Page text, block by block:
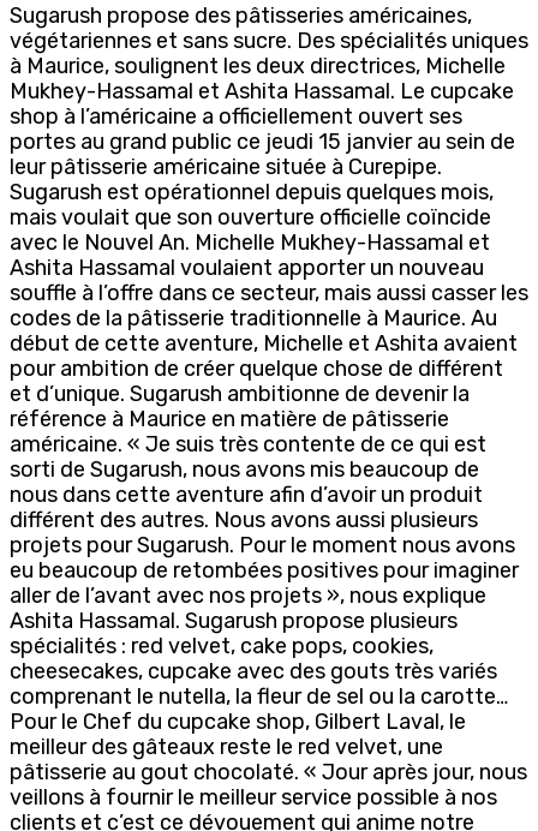
Sugarush propose des pâtisseries américaines,
végétariennes et sans sucre. Des spécialités uniques
à Maurice, soulignent les deux directrices, Michelle
Mukhey-Hassamal et Ashita Hassamal. Le cupcake
shop à l’américaine a officiellement ouvert ses
portes au grand public ce jeudi 15 janvier au sein de
leur pâtisserie américaine située à Curepipe.
Sugarush est opérationnel depuis quelques mois,
mais voulait que son ouverture officielle coïncide
avec le Nouvel An. Michelle Mukhey-Hassamal et
Ashita Hassamal voulaient apporter un nouveau
souffle à l’offre dans ce secteur, mais aussi casser les
codes de la pâtisserie traditionnelle à Maurice. Au
début de cette aventure, Michelle et Ashita avaient
pour ambition de créer quelque chose de différent
et d’unique. Sugarush ambitionne de devenir la
référence à Maurice en matière de pâtisserie
américaine. « Je suis très contente de ce qui est
sorti de Sugarush, nous avons mis beaucoup de
nous dans cette aventure afin d’avoir un produit
différent des autres. Nous avons aussi plusieurs
projets pour Sugarush. Pour le moment nous avons
eu beaucoup de retombées positives pour imaginer
aller de l’avant avec nos projets », nous explique
Ashita Hassamal. Sugarush propose plusieurs
spécialités : red velvet, cake pops, cookies,
cheesecakes, cupcake avec des gouts très variés
comprenant le nutella, la fleur de sel ou la carotte…
Pour le Chef du cupcake shop, Gilbert Laval, le
meilleur des gâteaux reste le red velvet, une
pâtisserie au gout chocolaté. « Jour après jour, nous
veillons à fournir le meilleur service possible à nos
clients et c’est ce dévouement qui anime notre